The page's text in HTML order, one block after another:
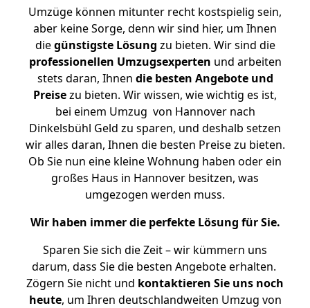
Umzüge können mitunter recht kostspielig sein,
aber keine Sorge, denn wir sind hier, um Ihnen
diegünstigste Lösung zu bieten. Wir sind die
professionellen Umzugsexperten und arbeiten
stets daran, Ihnen die besten Angebote und
Preisezu bieten. Wir wissen, wie wichtig es ist,
bei einem Umzug von Hannover nach
Dinkelsbühl Geld zu sparen, und deshalb setzen
wir alles daran, Ihnen die besten Preise zu bieten.
Ob Sie nun eine kleine Wohnung haben oder ein
großes Haus in Hannover besitzen, was
umgezogen werden muss.
Wir haben immer die perfekte Lösung für Sie.
Sparen Sie sich die Zeit – wir kümmern uns
darum, dass Sie die besten Angebote erhalten.
Zögern Sie nicht und kontaktieren Sie uns noch
heute, um Ihren deutschlandweiten Umzug von